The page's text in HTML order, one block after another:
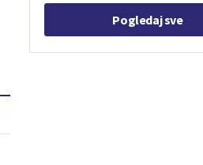
Pogledaj sve